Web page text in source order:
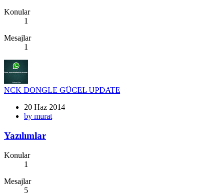
Konular
1
Mesajlar
1
NCK DONGLE GÜCEL UPDATE
20 Haz 2014
by murat
Yazılımlar
Konular
1
Mesajlar
5